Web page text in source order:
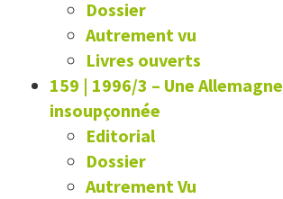
Dossier
Autrement vu
Livres ouverts
159 | 1996/3 – Une Allemagne
insoupçonnée
Editorial
Dossier
Autrement Vu